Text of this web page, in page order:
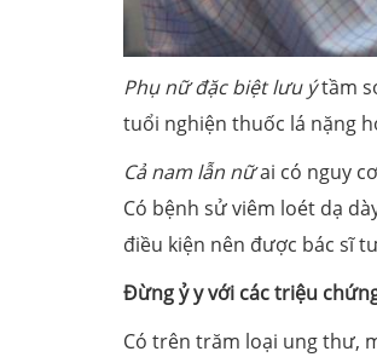
Phụ nữ đặc biệt lưu ýtầm
tuổi nghiện thuốc lá nặng
Cả nam lẫn nữai có nguy
Có bệnh sử viêm loét dạ
điều kiện nên được bác sĩ
Đừng ỷ y với các triệu
Có trên trăm loại ung thư,